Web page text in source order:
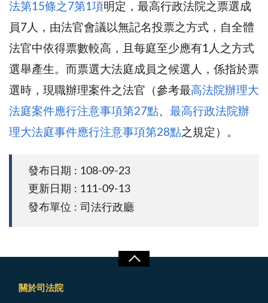
法第15條之7第1項明定，最高行政法院之票選成
員7人，由法官會議以無記名投票之方式，自全體
法官中依得票數較高，且每庭至少應有1人之方式
選舉產生。而票選大法庭成員之候選人，係指於票
選時，現職辦理案件之法官（參考最高法院辦理大
法庭案件應行注意事項第27點、 最高行政法院辦
理大法庭事件應行注意事項第28點之規定）。
發布日期 : 108-09-23
更新日期 : 111-09-13
發布單位 : 司法行政廳
關於司法院